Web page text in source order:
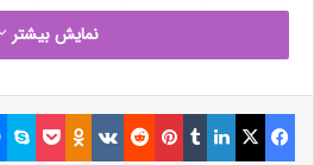
زیان کشور خواهد بود، ادامه داد:نمایش بیشتر
فیسبوک ایکس لینکداین تامبلر پینتریست Reddit
VKontakte
Odnoklassniki پاکت